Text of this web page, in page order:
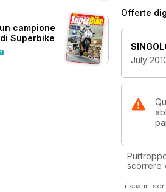
campione
di Superbike
Offerte
July
scorrere
I risparmi